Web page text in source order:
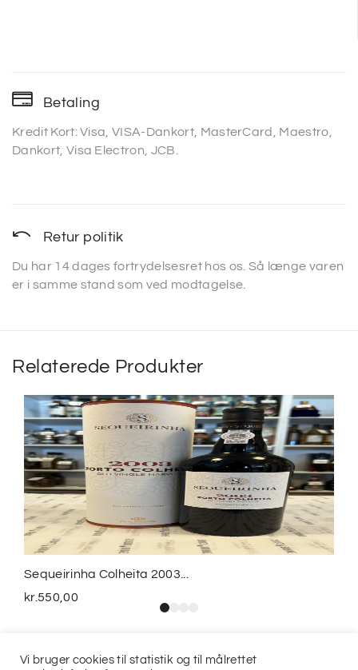
Betaling
Kredit Kort: Visa, VISA-Dankort, MasterCard, Maestro,
Dankort, Visa Electron, JCB.
Retur politik
Du har 14 dages fortrydelsesret hos os. Så længe varen
er i samme stand som ved modtagelse.
Relaterede Produkter
Sequeirinha Colheita 2003...
kr.550,00
Vi bruger cookies til statistik og til målrettet